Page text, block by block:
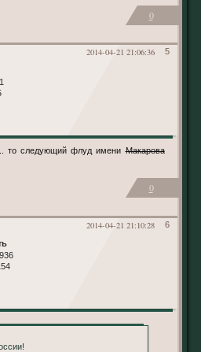
0
5
2014-04-21 21:06:36
то следующий флуд имениМакарова
0
6
2014-04-21 21:10:28